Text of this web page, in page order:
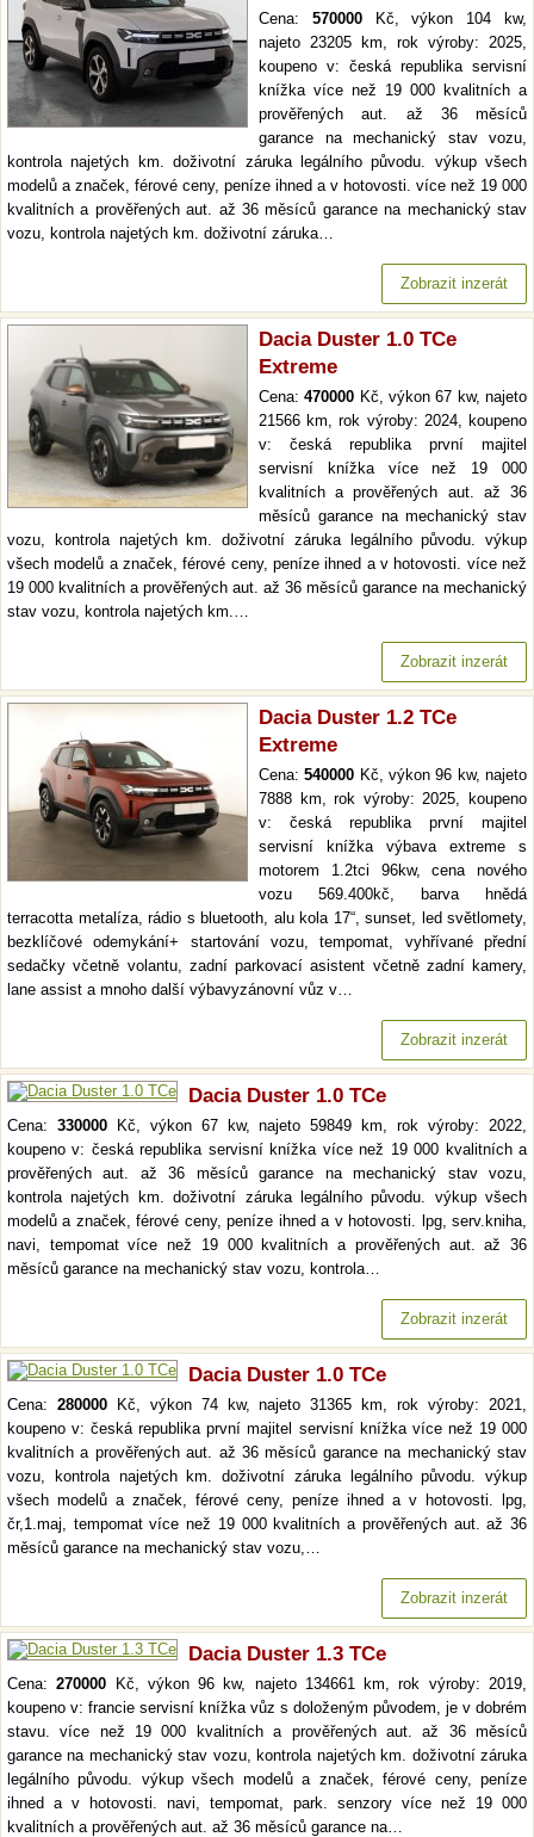
Cena: 570000Kč, výkon 104 kw,
najeto 23205 km, rok výroby: 2025,
koupeno v: česká republika servisní
knížka více než 19 000 kvalitních a
prověřených aut. až 36 měsíců
garance na mechanický stav vozu,
kontrola najetých km. doživotní záruka legálního původu. výkup všech
modelů a značek, férové ceny, peníze ihned a v hotovosti. více než 19 000
kvalitních a prověřených aut. až 36 měsíců garance na mechanický stav
vozu, kontrola najetých km. doživotní záruka…
Zobrazit inzerát
Dacia Duster 1.0 TCe
Extreme
Cena:470000 Kč, výkon 67 kw, najeto
21566 km, rok výroby: 2024, koupeno
v: česká republika první majitel
servisní knížka více než 19 000
kvalitních a prověřených aut. až 36
měsíců garance na mechanický stav
vozu, kontrola najetých km. doživotní záruka legálního původu. výkup
všech modelů a značek, férové ceny, peníze ihned a v hotovosti. více než
19 000 kvalitních a prověřených aut. až 36 měsíců garance na mechanický
stav vozu, kontrola najetých km.…
Zobrazit inzerát
Dacia Duster 1.2 TCe
Extreme
Cena:540000 Kč, výkon 96 kw, najeto
7888 km, rok výroby: 2025, koupeno
v: česká republika první majitel
servisní knížka výbava extreme s
motorem 1.2tci 96kw, cena nového
vozu 569.400kč, barva hnědá
terracotta metalíza, rádio s bluetooth, alu kola 17“, sunset, led světlomety,
bezklíčové odemykání+ startování vozu, tempomat, vyhřívané přední
sedačky včetně volantu, zadní parkovací asistent včetně zadní kamery,
lane assist a mnoho další výbavyzánovní vůz v…
Zobrazit inzerát
Dacia Duster 1.0 TCe
Cena: 330000Kč, výkon 67 kw, najeto 59849 km, rok výroby: 2022,
koupeno v: česká republika servisní knížka více než 19 000 kvalitních a
prověřených aut. až 36 měsíců garance na mechanický stav vozu,
kontrola najetých km. doživotní záruka legálního původu. výkup všech
modelů a značek, férové ceny, peníze ihned a v hotovosti. lpg, serv.kniha,
navi, tempomat více než 19 000 kvalitních a prověřených aut. až 36
měsíců garance na mechanický stav vozu, kontrola…
Zobrazit inzerát
Dacia Duster 1.0 TCe
Cena: 280000Kč, výkon 74 kw, najeto 31365 km, rok výroby: 2021,
koupeno v: česká republika první majitel servisní knížka více než 19 000
kvalitních a prověřených aut. až 36 měsíců garance na mechanický stav
vozu, kontrola najetých km. doživotní záruka legálního původu. výkup
všech modelů a značek, férové ceny, peníze ihned a v hotovosti. lpg,
čr,1.maj, tempomat více než 19 000 kvalitních a prověřených aut. až 36
měsíců garance na mechanický stav vozu,…
Zobrazit inzerát
Dacia Duster 1.3 TCe
Cena:270000 Kč, výkon 96 kw, najeto 134661 km, rok výroby: 2019,
koupeno v: francie servisní knížka vůz s doloženým původem, je v dobrém
stavu. více než 19 000 kvalitních a prověřených aut. až 36 měsíců
garance na mechanický stav vozu, kontrola najetých km. doživotní záruka
legálního původu. výkup všech modelů a značek, férové ceny, peníze
ihned a v hotovosti. navi, tempomat, park. senzory více než 19 000
kvalitních a prověřených aut. až 36 měsíců garance na…